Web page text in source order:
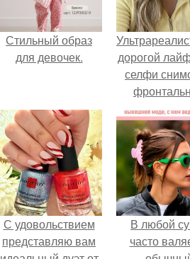
Стильный образ
для девочек.
дорогой
селфи
камеру.
С удовольствием
представляю вам
В любой
часто